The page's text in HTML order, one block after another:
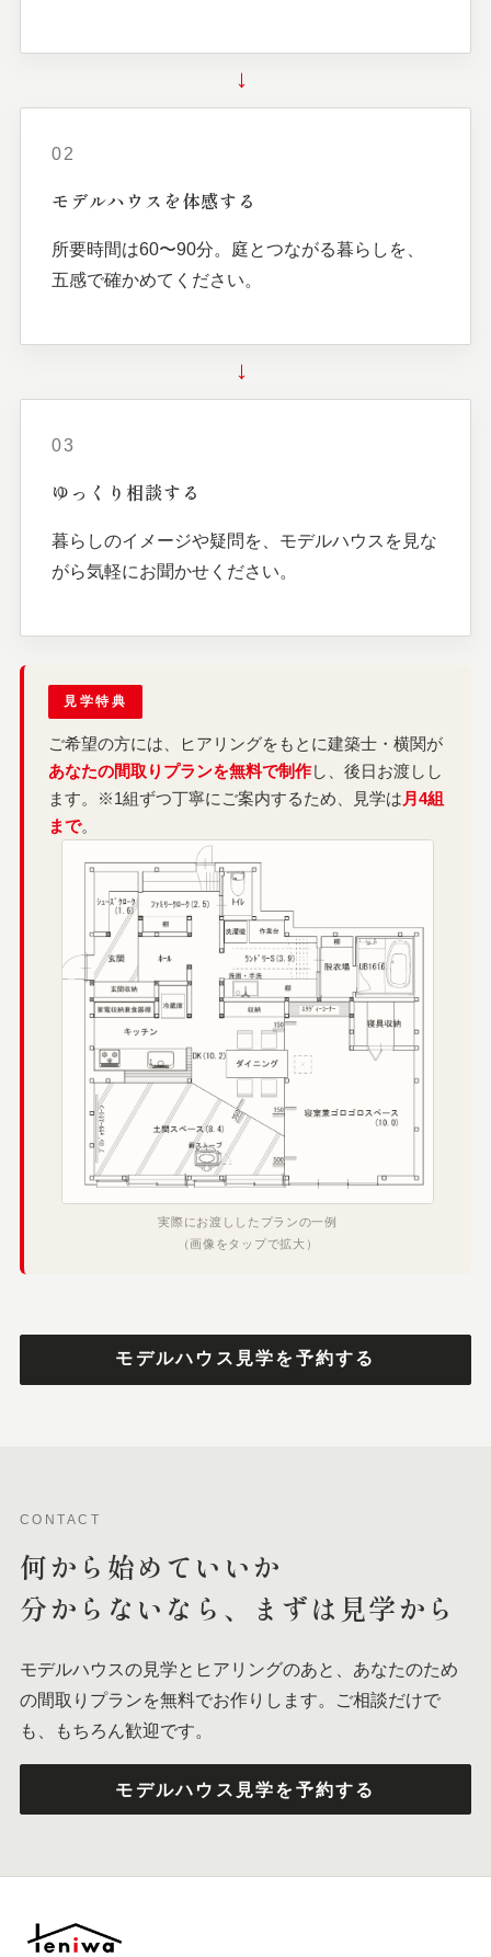
→
02
モデルハウスを体感する
所要時間は60〜90分。庭とつながる暮らしを、
五感で確かめてください。
→
03
ゆっくり相談する
暮らしのイメージや疑問を、モデルハウスを見な
がら気軽にお聞かせください。
見学特典
ご希望の方には、ヒアリングをもとに建築士・横関が
あなたの間取りプランを無料で制作し、後日お渡しし
ます。※1組ずつ丁寧にご案内するため、見学は 月4組
まで。
実際にお渡ししたプランの一例
（画像をタップで拡大）
モデルハウス見学を予約する
CONTACT
何から 始めていいか
分からないなら、
まずは 見学から
モデルハウスの見学とヒアリングのあと、あなたのため
の間取りプランを無料でお作りします。ご相談だけで
も、もちろん歓迎です。
モデルハウス見学を予約する